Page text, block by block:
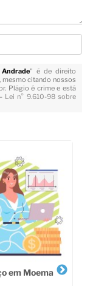
" é de direito
mesmo citando nossos
Plágio é crime e está
Lei n° 9.610-98 sobre
em Moema